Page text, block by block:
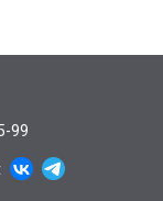
99